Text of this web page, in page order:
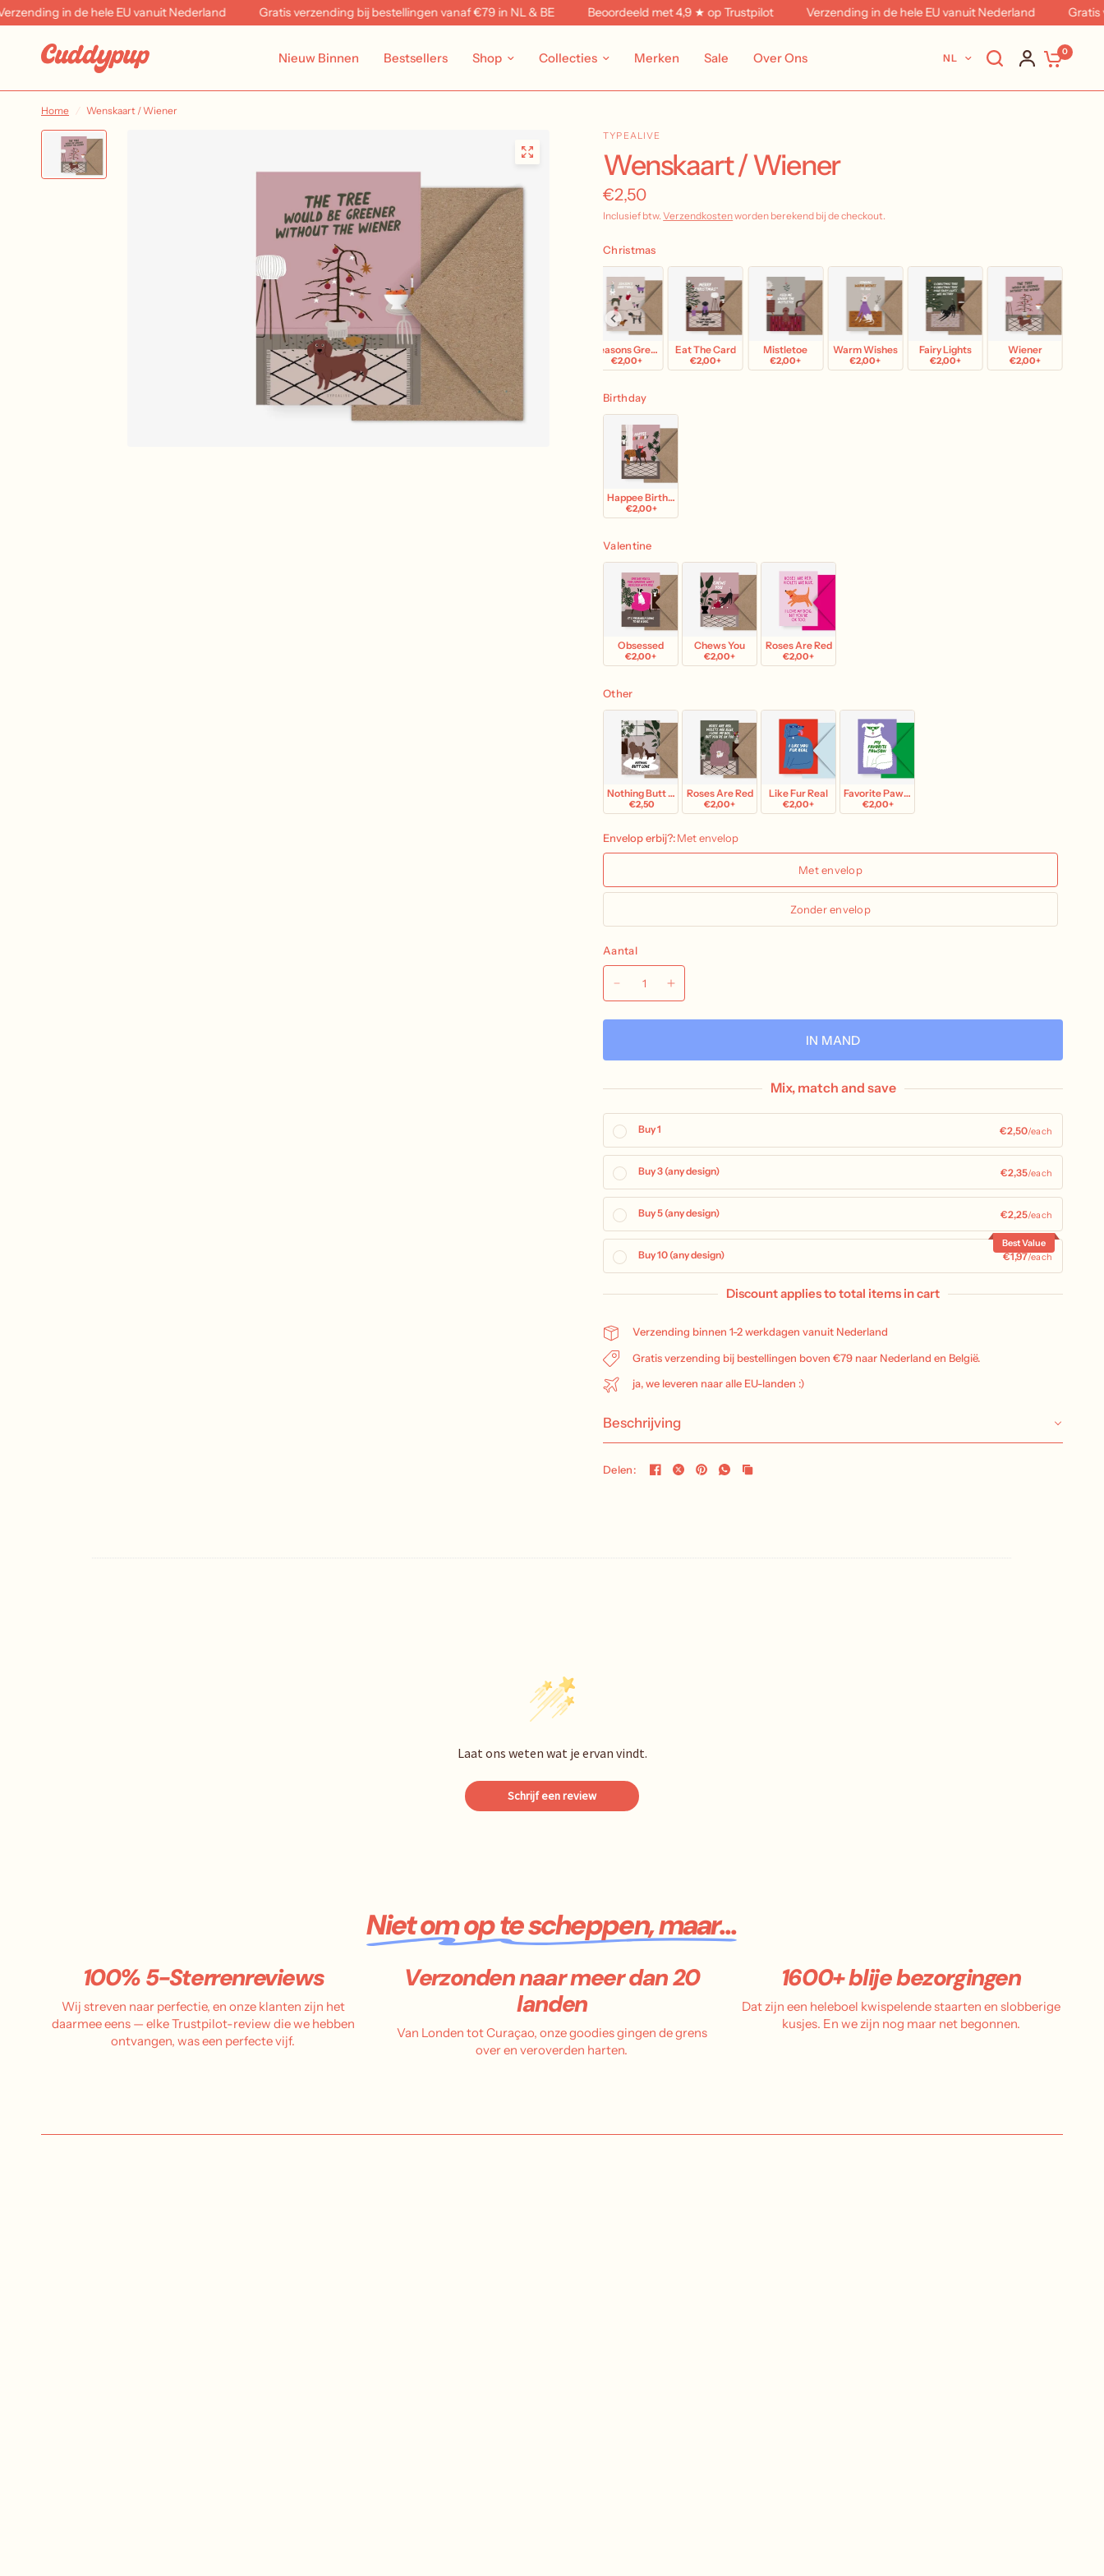
in de hele EU vanuit Nederland Gratis verzending bij bestellingen vanaf €79 in NL & BE Beoordeeld met 4,9 ★ op Trustpilot Verzending in de hele EU vanuit Nederland Gratis
Nieuw Binnen Bestsellers Shop Collecties Merken Sale Over Ons NL
0
Home / Wenskaart / Wiener
TYPEALIVE
Wenskaart / Wiener
€2,50
Inclusief btw.Verzendkostenworden berekend bij de checkout.
Christmas
Christmas Sofa
€2,00+
Like Christmas
€2,00+
Cosy Christmas
€2,00+
Happee Holidays Seasons Greetings
€2,00+
Eat The Card
€2,00+
Mistletoe
€2,00+
Warm Wishes
€2,00+
Fairy Lights
€2,00+
Wiener
€2,00+
Birthday
Happee Birthday
€2,00+
Valentine
Obsessed
€2,00+
Chews You
€2,00+
Roses Are Red
€2,00+
Other
Nothing Butt Love
€2,50
Roses Are Red
€2,00+
Like Fur Real
€2,00+
Favorite Pawson
€2,00+
Envelop erbij?:Met envelop
Met envelop
Zonder envelop
Aantal
IN MAND
Mix, match and save
Buy 1 €2,50/each
Buy 3 (any design) €2,35/each
Buy 5 (any design) €2,25/each
Buy 10 (any design)
Best Value
€1,97/each
Discount applies to total items in cart
Verzending binnen 1-2 werkdagen vanuit Nederland
Gratis verzending bij bestellingen boven €79 naar Nederland en België.
ja, we leveren naar alle EU-landen :)
Beschrijving
Delen:
Laat ons weten wat je ervan vindt.
Schrijf een review
Niet om op te scheppen, maar...
100% 5-Sterrenreviews
Wij streven naar perfectie, en onze klanten zijn het
daarmee eens — elke Trustpilot-review die we hebben
ontvangen, was een perfecte vijf.
Verzonden naar meer dan 20
landen
Van Londen tot Curaçao, onze goodies gingen de grens
over en veroverden harten.
1600+ blije bezorgingen
Dat zijn een heleboel kwispelende staarten en slobberige
kusjes. En we zijn nog maar net begonnen.